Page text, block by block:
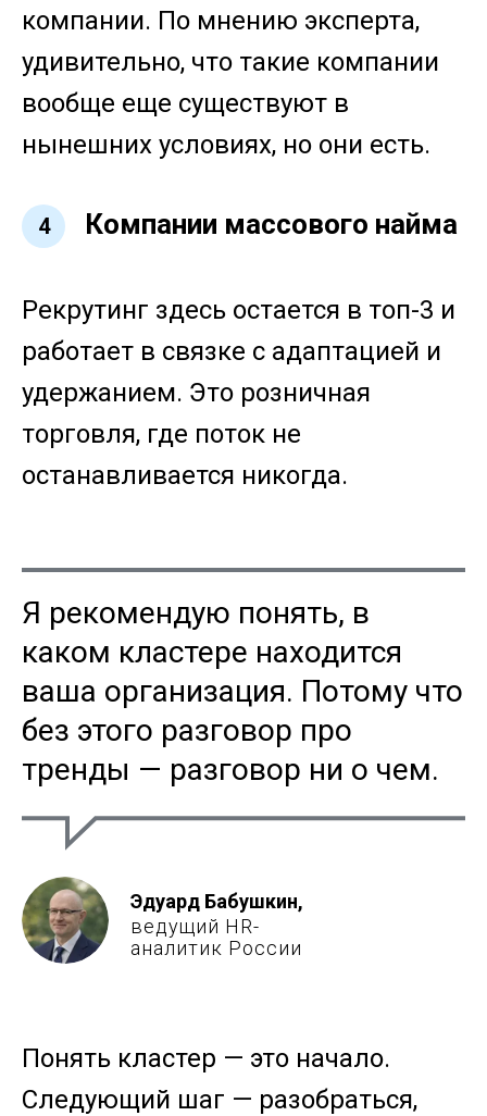
компании. По мнению эксперта,
удивительно, что такие компании
вообще еще существуют в
нынешних условиях, но они есть.
4 Компании массового найма
Рекрутинг здесь остается в топ-3 и
работает в связке с адаптацией и
удержанием. Это розничная
торговля, где поток не
останавливается никогда.
Я рекомендую понять, в
каком кластере находится
ваша организация. Потому что
без этого разговор про
тренды — разговор ни о чем.
Эдуард Бабушкин,
ведущий HR-
аналитик России
Понять кластер — это начало.
Следующий шаг — разобраться,